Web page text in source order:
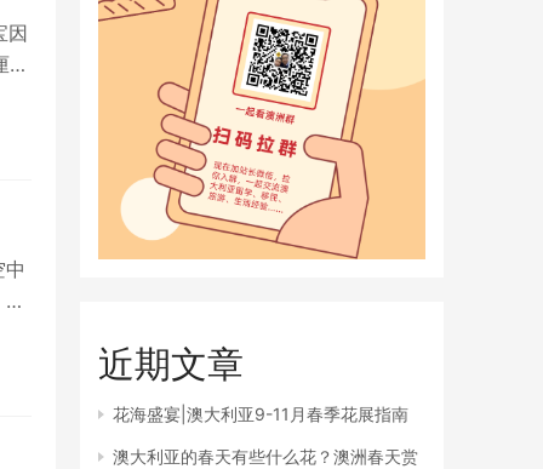
因
米
近期文章
花海盛宴|澳大利亚9-11月春季花展指南
澳大利亚的春天有些什么花？澳洲春天赏